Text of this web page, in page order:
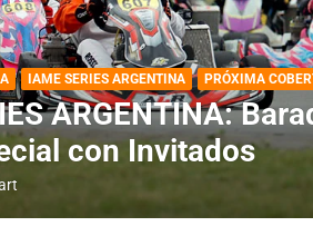
ARGENTINA
ARGENTINA: